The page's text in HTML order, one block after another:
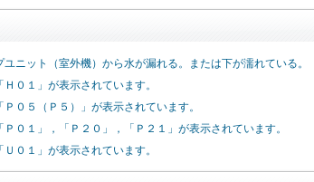
ニット（室外機）から水が漏れる。または下が濡れている。
０１」が表示されています。
Ｐ０５（Ｐ５）」が表示されています。
Ｐ０１」，「Ｐ２０」，「Ｐ２１」が表示されています。
０１」が表示されています。